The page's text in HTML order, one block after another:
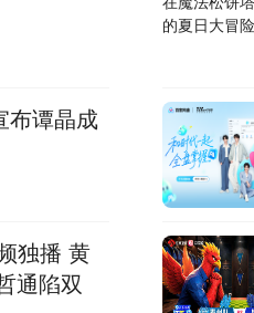
布谭晶成
独播 黄
通陷双